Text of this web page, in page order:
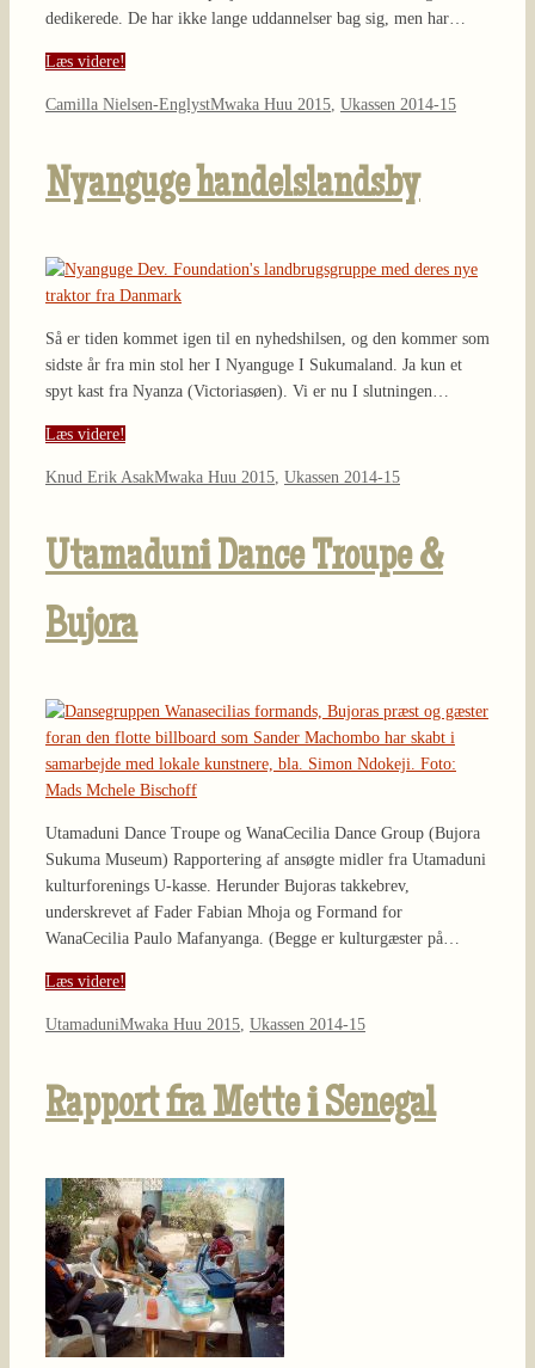
dedikerede. De har ikke lange uddannelser bag sig, men har…
Læs videre!
Camilla Nielsen-EnglystMwaka Huu 2015 Ukassen 2014-15
Nyanguge handelslandsby
Så er tiden kommet igen til en nyhedshilsen, og den kommer som
sidste år fra min stol her I Nyanguge I Sukumaland. Ja kun et
spyt kast fra Nyanza (Victoriasøen). Vi er nu I slutningen…
Læs videre!
Knud Erik AsakMwaka Huu 2015, Ukassen 2014-15
Utamaduni Dance Troupe &
Bujora
Utamaduni Dance Troupe og WanaCecilia Dance Group (Bujora
Sukuma Museum) Rapportering af ansøgte midler fra Utamaduni
kulturforenings U-kasse. Herunder Bujoras takkebrev,
underskrevet af Fader Fabian Mhoja og Formand for
WanaCecilia Paulo Mafanyanga. (Begge er kulturgæster på…
Læs videre!
UtamaduniMwaka Huu 2015, Ukassen 2014-15
Rapport fra Mette i Senegal